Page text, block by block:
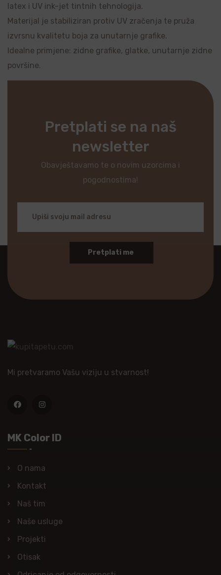
latex i UV ink-jet tintnih tehnologija.
Materijal je stabiliziran protiv UV zračenja te pruža
izvrsnu kvalitetu boja za unutarnje grafike.
Idealne primjene: zidne grafike, glatke, unutarnje zidne
površine.
Pretplati se na naš
newsletter
Obavještavamo te o novim uzorcima i
pogodnostima!
Pretplati me
Mi pretvaramo Vašu viziju u stvarnost!
MK Color ID
O nama
Kontakt
Naš tim
Naše usluge
Projekti
Otisak